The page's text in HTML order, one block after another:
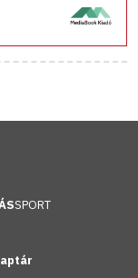
SPORT